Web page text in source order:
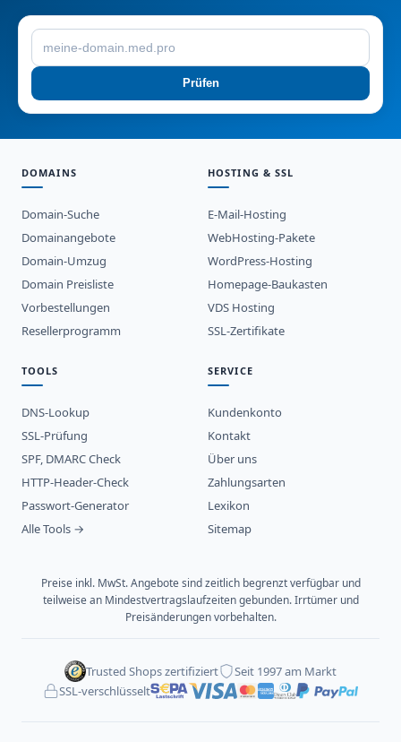
Prüfen
DOMAINS
Domain-Suche
Domainangebote
Domain-Umzug
Domain Preisliste
Vorbestellungen
Resellerprogramm
HOSTING & SSL
E-Mail-Hosting
WebHosting-Pakete
WordPress-Hosting
Homepage-Baukasten
VDS Hosting
SSL-Zertifikate
TOOLS
DNS-Lookup
SSL-Prüfung
SPF, DMARC Check
HTTP-Header-Check
Passwort-Generator
Alle Tools →
SERVICE
Kundenkonto
Kontakt
Über uns
Zahlungsarten
Lexikon
Sitemap
Preise inkl. MwSt. Angebote sind zeitlich begrenzt verfügbar und
teilweise an Mindestvertragslaufzeiten gebunden. Irrtümer und
Preisänderungen vorbehalten.
Trusted Shops zertifiziert
Seit 1997 am Markt
SSL-verschlüsselt